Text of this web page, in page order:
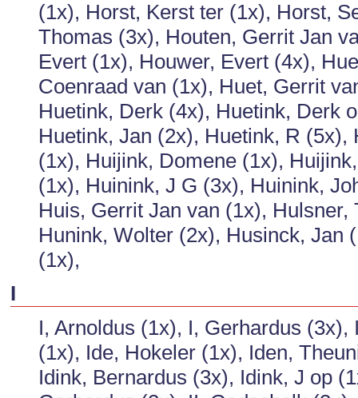
(1x), Horst, Kerst ter (1x), Horst,
Thomas (3x), Houten, Gerrit Jan
Evert (1x), Houwer, Evert (4x),
Coenraad van (1x), Huet, Gerrit
Huetink, Derk (4x), Huetink, Derk
Huetink, Jan (2x), Huetink, R
(1x), Huijink, Domene (1x),
(1x), Huinink, J G (3x), Huinink,
Huis, Gerrit Jan van (1x),
Hunink, Wolter (2x), Husinck, Jan
(1x),
I
I, Arnoldus (1x), I, Gerhardus
(1x), Ide, Hokeler (1x), Iden,
Idink, Bernardus (3x), Idink, J op